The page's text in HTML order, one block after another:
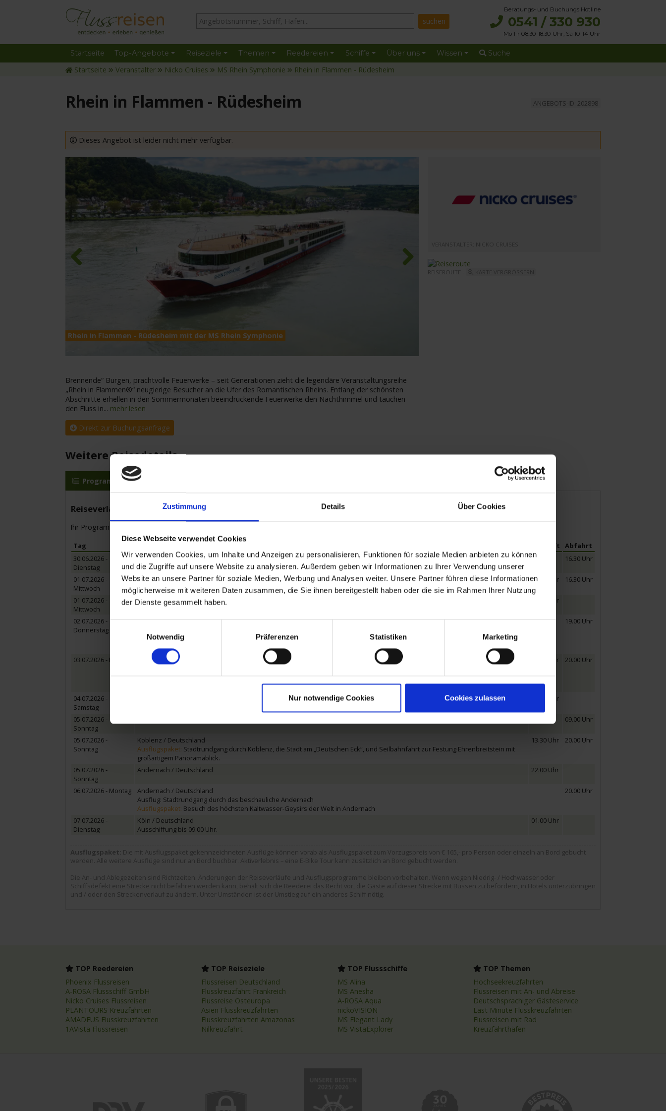
Zustimmung Details Über Cookies
Diese Webseite verwendet Cookies
Wir verwenden Cookies, um Inhalte und Anzeigen zu personalisieren, Funktionen für soziale Medien anbieten zu können
und die Zugriffe auf unsere Website zu analysieren. Außerdem geben wir Informationen zu Ihrer Verwendung unserer
Website an unsere Partner für soziale Medien, Werbung und Analysen weiter. Unsere Partner führen diese Informationen
möglicherweise mit weiteren Daten zusammen, die Sie ihnen bereitgestellt haben oder die sie im Rahmen Ihrer Nutzung
der Dienste gesammelt haben.
Notwendig
Präferenzen Statistiken Marketing
Nur notwendige Cookies Cookies zulassen
Beratungs- und Buchungs Hotline
0541 / 330 930
Mo-Fr 08:30-18:30 Uhr, Sa 10-14 Uhr
Startseite Top-Angebote Reiseziele Themen Reedereien Schiffe Über uns Wissen Suche
Startseite Veranstalter Nicko Cruises MS Rhein Symphonie Rhein in Flammen - Rüdesheim
Rhein in Flammen - Rüdesheim ANGEBOTS-ID: 202898
Dieses Angebot ist leider nicht mehr verfügbar.
Rhein in Flammen - Rüdesheim mit der MS Rhein Symphonie
Brennende“ Burgen, prachtvolle Feuerwerke – seit Generationen zieht die legendäre Veranstaltungsreihe
„Rhein in Flammen®“ neugierige Besucher an die Ufer des Romantischen Rheins. Entlang der schönsten
Abschnitte erhellen in den Sommermonaten beeindruckende Feuerwerke den Nachthimmel und tauchen
den Fluss in... mehr lesen
Direkt zur Buchungsanfrage
REISEROUTE -
Weitere Reisedetails
Programm
Reiseverlauf
Ihr Programm für die Kreuzfahrt vom 30.06.2026 bis zum 07.07.2026
Tag Ankunft
Abfahrt
30.06.2026 -
Dienstag
Köln / Deutschland
Einschiffung 15:00 Uhr bis 16:00 Uhr.
16.30 Uhr
01.07.2026 -
Mittwoch
Mainz / Deutschland
Ausflug: Stadtrundgang Mainz mit der prunkvollen Augustinerkirche und Besuch des mächtigen Mainzer Doms Sankt Martin.
09.30 Uhr 16.30 Uhr
01.07.2026 -
Mittwoch
Mannheim / Deutschland
Stopp möglich in Mannheim oder Ludwigshafen
23.00 Uhr
02.07.2026 -
Donnerstag
Mannheim / Deutschland
Ausflugspaket:Ausflug nach Heidelberg mit seiner pittoresken Altstadt und Besuch des berühmten Schlosses.
Ausflug: Ausflug in die wunderschöne Domstadt Speyer.
19.00 Uhr
03.07.2026 - Freitag
Kehl (Straßburg) / Deutschland
Ausflug: Postkartenidylle beim Ausflug ins beschauliche Elsass mit seinen Fachwerkhäusern, Weinstuben und uriger
08.30 Uhr 20.00 Uhr
04.07.2026 -
Samstag
12.00 Uhr
05.07.2026 -
Sonntag
09.00 Uhr
05.07.2026 -
Sonntag
Koblenz / Deutschland
Ausflugspaket: Stadtrundgang durch Koblenz, die Stadt am „Deutschen Eck“, und Seilbahnfahrt zur Festung Ehrenbreitstein mit
großartigem Panoramablick.
13.30 Uhr 20.00 Uhr
05.07.2026 -
Sonntag
Andernach / Deutschland 22.00 Uhr
06.07.2026 - Montag
Andernach / Deutschland
Ausflug: Stadtrundgang durch das beschauliche Andernach
Ausflugspaket: Besuch des höchsten Kaltwasser-Geysirs der Welt in Andernach
20.00 Uhr
07.07.2026 -
Dienstag
Köln / Deutschland
Ausschiffung bis 09:00 Uhr.
01.00 Uhr
Ausflugspaket: Die mit Ausflugspaket gekennzeichneten Ausflüge können vorab als Ausflugspaket zum Vorzugspreis von € 165,- pro Person oder einzeln an Bord gebucht
werden. Alle weitere Ausflüge sind nur an Bord buchbar. Aktiverlebnis – eine E-Bike Tour kann zusätzlich an Bord gebucht werden.
Die An- und Ablegezeiten sind Richtzeiten. Änderungen der Reiseverläufe und Ausflugsprogramme bleiben vorbehalten. Wenn wegen Niedrig- / Hochwasser oder
Schiffsdefekt eine Strecke nicht befahren werden kann, behält sich die Reederei das Recht vor, die Gäste auf dieser Strecke mit Bussen zu befördern, in Hotels unterzubringen
und / oder den Streckenverlauf zu ändern. Unter Umständen ist der Umstieg auf ein anderes Schiff nötig.
TOP Reedereien
Phoenix Flussreisen
A-ROSA Flussschiff GmbH
Nicko Cruises Flussreisen
PLANTOURS Kreuzfahrten
AMADEUS Flusskreuzfahrten
1AVista Flussreisen
TOP Reiseziele
Flussreisen Deutschland
Flusskreuzfahrt Frankreich
Flussreise Osteuropa
Asien Flusskreuzfahrten
Flusskreuzfahrten Amazonas
Nilkreuzfahrt
TOP Flussschiffe
MS Alina
MS Anesha
A-ROSA Aqua
nickoVISION
MS Elegant Lady
MS VistaExplorer
TOP Themen
Hochseekreuzfahrten
Flussreisen mit An- und Abreise
Deutschsprachiger Gästeservice
Last Minute Flusskreuzfahrten
Flussreisen mit Rad
Kreuzfahrthäfen